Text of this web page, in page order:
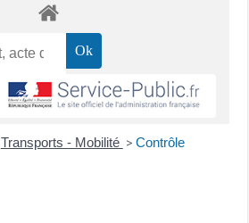
Transports - Mobilité > Contrôle